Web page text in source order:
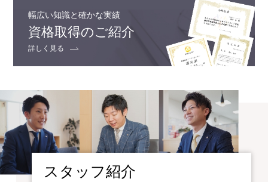
幅広い知識と確かな実績
資格取得のご紹介
詳しく見る
スタッフ紹介